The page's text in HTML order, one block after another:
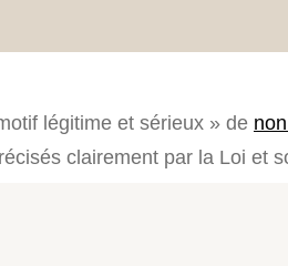
légitime et sérieux » de
clairement par la Loi et